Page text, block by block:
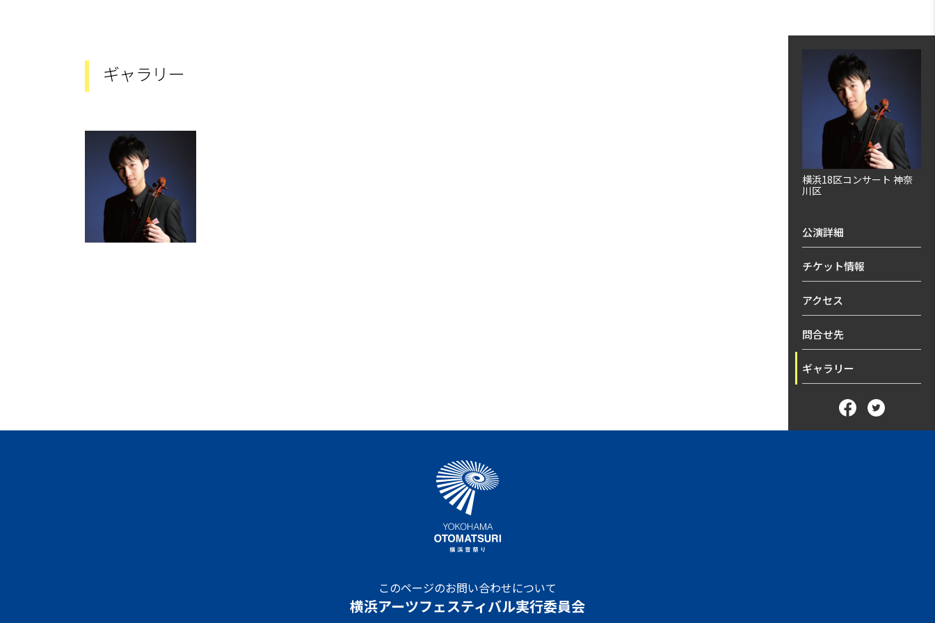
ギャラリー
横浜18区コンサート 神奈
川区
公演詳細
チケット情報
アクセス
問合せ先
ギャラリー
このページのお問い合わせについて
横浜アーツフェスティバル実行委員会